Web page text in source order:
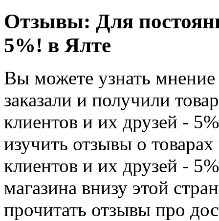
Отзывы: Для
5%! в Ялте
Вы можете узнать
заказали и получили
клиентов и их друзей -
изучить отзывы о
клиентов и их друзей -
магазина внизу этой
прочитать отзывы про